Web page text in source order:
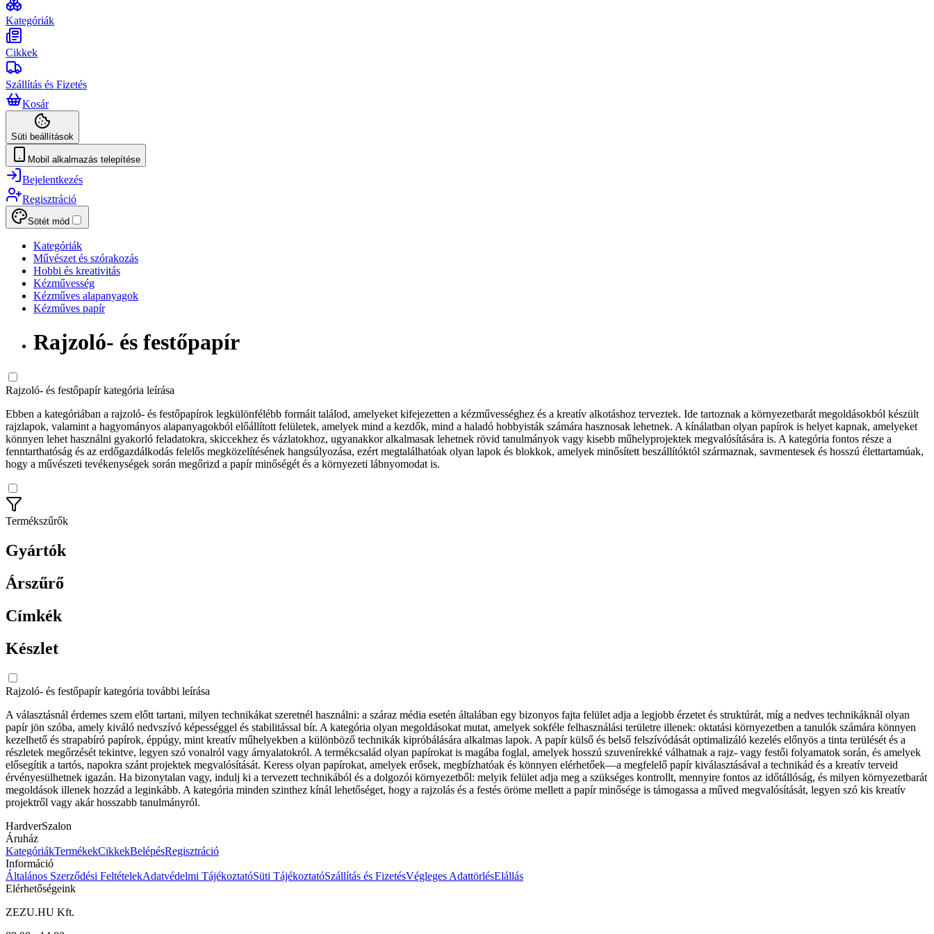
Kategóriák
Cikkek
Szállítás és Fizetés
Kosár
Süti beállítások
Mobil alkalmazás telepítése
Bejelentkezés
Regisztráció
Sötét mód
Kategóriák
Művészet és szórakozás
Hobbi és kreativitás
Kézművesség
Kézműves alapanyagok
Kézműves papír
Rajzoló- és festőpapír
Rajzoló- és festőpapír kategória leírása
Ebben a kategóriában a rajzoló- és festőpapírok legkülönfélébb formáit találod, amelyeket kifejezetten a kézművességhez és a kreatív alkotáshoz terveztek. Ide tartoznak a környezetbarát megoldásokból készült
rajzlapok, valamint a hagyományos alapanyagokból előállított felületek, amelyek mind a kezdők, mind a haladó hobbyisták számára hasznosak lehetnek. A kínálatban olyan papírok is helyet kapnak, amelyeket
könnyen lehet használni gyakorló feladatokra, skiccekhez és vázlatokhoz, ugyanakkor alkalmasak lehetnek rövid tanulmányok vagy kisebb műhelyprojektek megvalósítására is. A kategória fontos része a
fenntarthatóság és az erdőgazdálkodás felelős megközelítésének hangsúlyozása, ezért megtalálhatóak olyan lapok és blokkok, amelyek minősített beszállítóktól származnak, savmentesek és hosszú élettartamúak,
hogy a művészeti tevékenységek során megőrizd a papír minőségét és a környezeti lábnyomodat is.
Termékszűrők
Gyártók
Árszűrő
Címkék
Készlet
Rajzoló- és festőpapír kategória további leírása
A választásnál érdemes szem előtt tartani, milyen technikákat szeretnél használni: a száraz média esetén általában egy bizonyos fajta felület adja a legjobb érzetet és struktúrát, míg a nedves technikáknál olyan
papír jön szóba, amely kiváló nedvszívó képességgel és stabilitással bír. A kategória olyan megoldásokat mutat, amelyek sokféle felhasználási területre illenek: oktatási környezetben a tanulók számára könnyen
kezelhető és strapabíró papírok, éppúgy, mint kreatív műhelyekben a különböző technikák kipróbálására alkalmas lapok. A papír külső és belső felszívódását optimalizáló kezelés előnyös a tinta terülését és a
részletek megőrzését tekintve, legyen szó vonalról vagy árnyalatokról. A termékcsalád olyan papírokat is magába foglal, amelyek hosszú szuvenírekké válhatnak a rajz- vagy festői folyamatok során, és amelyek
elősegítik a tartós, napokra szánt projektek megvalósítását. Keress olyan papírokat, amelyek erősek, megbízhatóak és könnyen elérhetőek—a megfelelő papír kiválasztásával a technikád és a kreatív terveid
érvényesülhetnek igazán. Ha bizonytalan vagy, indulj ki a tervezett technikából és a dolgozói környezetből: melyik felület adja meg a szükséges kontrollt, mennyire fontos az időtállóság, és milyen környezetbarát
megoldások illenek hozzád a leginkább. A kategória minden szinthez kínál lehetőséget, hogy a rajzolás és a festés öröme mellett a papír minősége is támogassa a műved megvalósítását, legyen szó kis kreatív
projektről vagy akár hosszabb tanulmányról.
HardverSzalon
Áruház
KategóriákTermékekCikkekBelépésRegisztráció
Információ
Általános Szerződési FeltételekAdatvédelmi TájékoztatóSüti TájékoztatóSzállítás és FizetésVégleges AdattörlésElállás
Elérhetőségeink
ZEZU.HU Kft.